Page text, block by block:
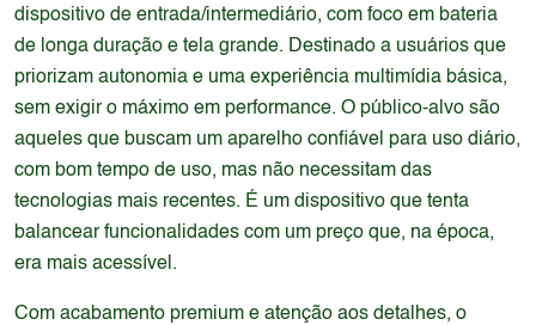
dispositivo de entrada/intermediário, com foco em bateria
de longa duração e tela grande. Destinado a usuários que
priorizam autonomia e uma experiência multimídia básica,
sem exigir o máximo em performance. O público-alvo são
aqueles que buscam um aparelho confiável para uso diário,
com bom tempo de uso, mas não necessitam das
tecnologias mais recentes. É um dispositivo que tenta
balancear funcionalidades com um preço que, na época,
era mais acessível.
Com acabamento premium e atenção aos detalhes, o